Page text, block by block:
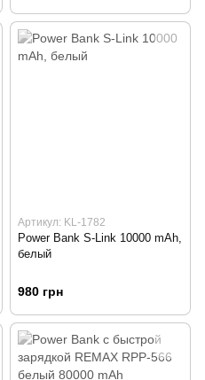
Артикул: KL-1782
Power Bank S-Link 10000 mAh,
белый
980 грн